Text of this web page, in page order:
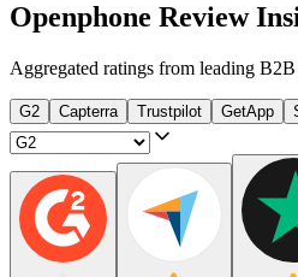
Openphone Review
Aggregated ratings from leading
G2 Capterra Trustpilot GetApp